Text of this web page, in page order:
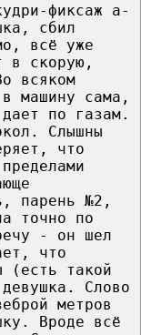
фиксаж а-
сбил
всё уже
в скорую,
всяком
машину сама,
по газам.
Слышны
что
парень №2,
точно по
- он шел
что
(есть такой
Слово
метров
Вроде всё